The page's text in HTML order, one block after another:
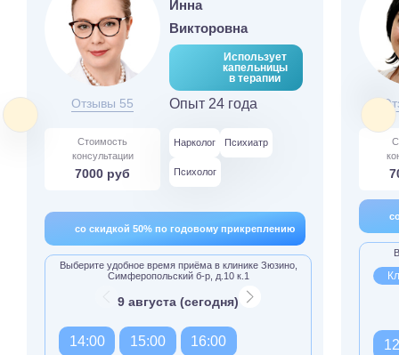
Отзывы 55
Инна
Викторовна
Использует
капельницы
в терапии
Опыт 24 года
Стоимость
консультации
7000 руб
Нарколог Психиатр
Психолог
со скидкой 50% по годовому прикреплению
Выберите удобное время приёма в клинике Зюзино,
Симферопольский б-р, д.10 к.1
9 августа (сегодня)
14:00 15:00 16:00